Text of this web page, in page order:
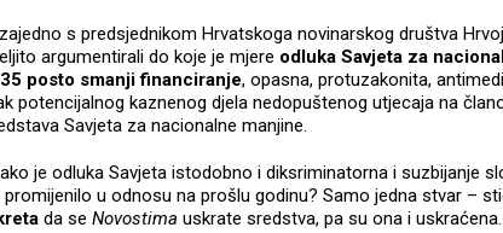
s predsjednikom Hrvatskoga novinarskog društva
argumentirali do koje je mjere odluka Savjeta za
posto smanji financiranje, opasna, protuzakonita,
potencijalnog kaznenog djela nedopuštenog utjecaja na
Savjeta za nacionalne manjine.
je odluka Savjeta istodobno i diksriminatorna i suzbijanje
u odnosu na prošlu godinu? Samo jedna stvar –
da se Novostima uskrate sredstva, pa su ona i uskraćena.